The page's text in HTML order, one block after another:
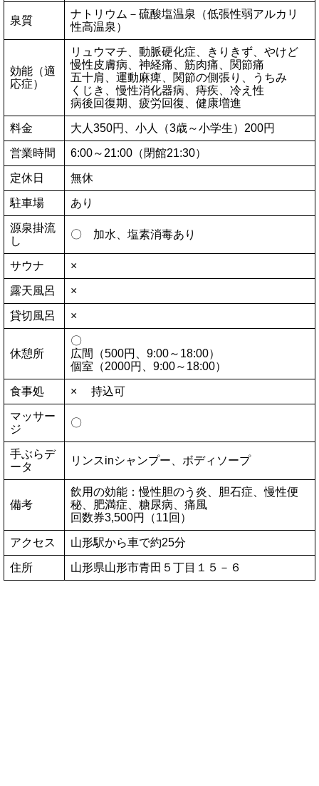
泉質
ナトリウム－硫酸塩温泉（低張性弱アルカリ
性高温泉）
効能（適
応症）
リュウマチ、動脈硬化症、きりきず、やけど
慢性皮膚病、神経痛、筋肉痛、関節痛
五十肩、運動麻痺、関節の側張り、うちみ
くじき、慢性消化器病、痔疾、冷え性
病後回復期、疲労回復、健康増進
料金 大人350円、小人（3歳～小学生）200円
営業時間 6:00～21:00（閉館21:30）
定休日 無休
駐車場 あり
源泉掛流
し
〇 加水、塩素消毒あり
サウナ ×
露天風呂 ×
貸切風呂 ×
休憩所
〇
広間（500円、9:00～18:00）
個室（2000円、9:00～18:00）
食事処 × 持込可
マッサー
ジ
〇
手ぶらデ
ータ
リンスinシャンプー、ボディソープ
備考
飲用の効能：慢性胆のう炎、胆石症、慢性便
秘、肥満症、糖尿病、痛風
回数券3,500円（11回）
アクセス 山形駅から車で約25分
住所 山形県山形市青田５丁目１５－６